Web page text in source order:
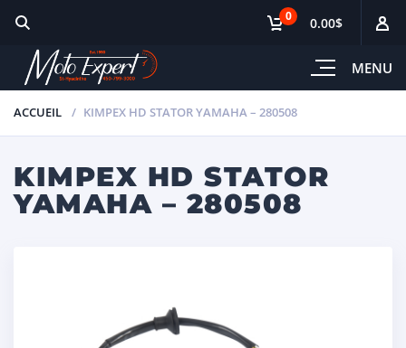
MENU
0 0.00$
ACCUEIL KIMPEX HD STATOR YAMAHA – 280508
KIMPEX HD STATOR
YAMAHA – 280508